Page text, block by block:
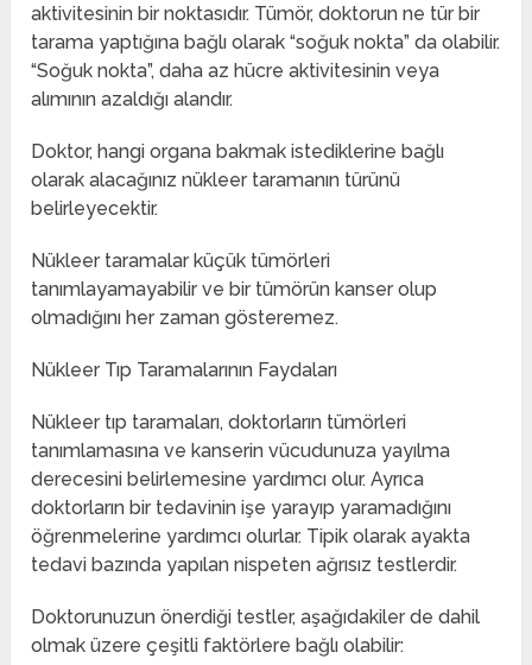
aktivitesinin bir noktasıdır. Tümör, doktorun ne tür bir
tarama yaptığına bağlı olarak “soğuk nokta” da olabilir.
“Soğuk nokta”, daha az hücre aktivitesinin veya
alımının azaldığı alandır.
Doktor, hangi organa bakmak istediklerine bağlı
olarak alacağınız nükleer taramanın türünü
belirleyecektir.
Nükleer taramalar küçük tümörleri
tanımlayamayabilir ve bir tümörün kanser olup
olmadığını her zaman gösteremez.
Nükleer Tıp Taramalarının Faydaları
Nükleer tıp taramaları, doktorların tümörleri
tanımlamasına ve kanserin vücudunuza yayılma
derecesini belirlemesine yardımcı olur. Ayrıca
doktorların bir tedavinin işe yarayıp yaramadığını
öğrenmelerine yardımcı olurlar. Tipik olarak ayakta
tedavi bazında yapılan nispeten ağrısız testlerdir.
Doktorunuzun önerdiği testler, aşağıdakiler de dahil
olmak üzere çeşitli faktörlere bağlı olabilir: